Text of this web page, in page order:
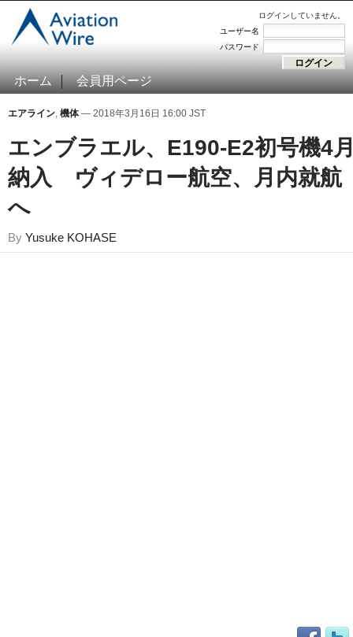
ログインしていません。
ユーザー名
パスワード
ホーム 会員用ページ
エアライン, 機体— 2018年3月16日 16:00 JST
エンブラエル、E190-E2初号機4
納入 ヴィデロー航空、月内就航
へ
By Yusuke KOHASE